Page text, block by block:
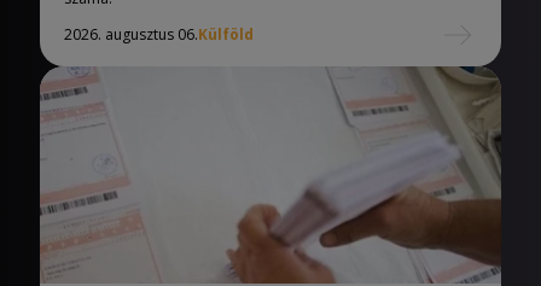
2026. augusztus 06.Külföld